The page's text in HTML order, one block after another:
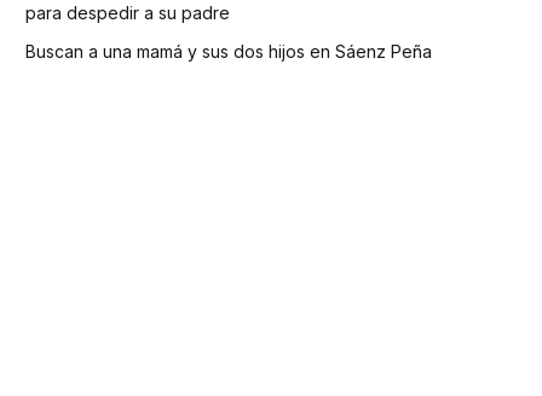
para despedir a su padre
Buscan a una mamá y sus dos hijos en Sáenz Peña